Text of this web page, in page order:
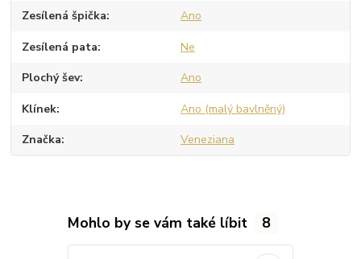
Zesílená špička Ano
Zesílená pata Ne
Plochý šev Ano
Klínek Ano (malý bavlněný)
Značka Veneziana
Mohlo by se vám také líbit 8